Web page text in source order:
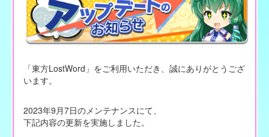
「東方LostWord」をご利用いただき、誠にありがとうござ
います。
2023年9月7日のメンテナンスにて、
下記内容の更新を実施しました。